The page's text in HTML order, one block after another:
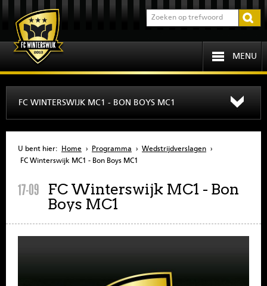
MENU
OVER FCW
INFORMATIE
FC WINTERSWIJK MC1 - BON BOYS MC1
U bent hier: Home › Programma › Wedstrijdverslagen ›
FC Winterswijk MC1 - Bon Boys MC1
17-09 FC Winterswijk MC1 - Bon
Boys MC1